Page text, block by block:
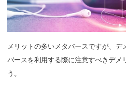
メリットの多いメタバースですが、デ
バースを利用する際に注意すべきデメ
う。